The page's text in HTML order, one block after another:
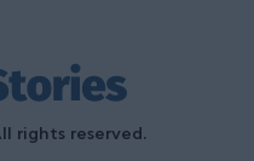
rights reserved.